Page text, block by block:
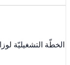
الخطّة التشغيليّة